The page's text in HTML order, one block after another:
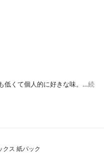
低くて個人的に好きな味。…続
クス 紙パック